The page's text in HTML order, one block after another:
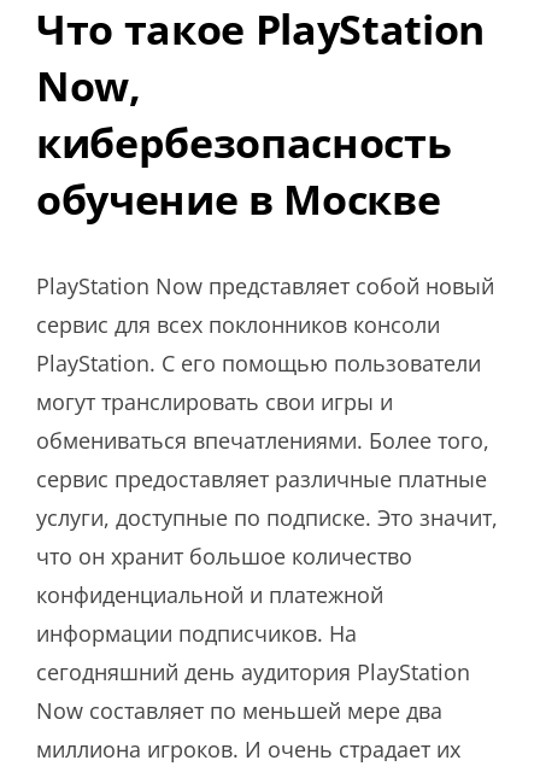
Что такое PlayStation
Now,
кибербезопасность
обучение в Москве
PlayStation Now представляет собой новый
сервис для всех поклонников консоли
PlayStation. С его помощью пользователи
могут транслировать свои игры и
обмениваться впечатлениями. Более того,
сервис предоставляет различные платные
услуги, доступные по подписке. Это значит,
что он хранит большое количество
конфиденциальной и платежной
информации подписчиков. На
сегодняшний день аудитория PlayStation
Now составляет по меньшей мере два
миллиона игроков. И очень страдает их